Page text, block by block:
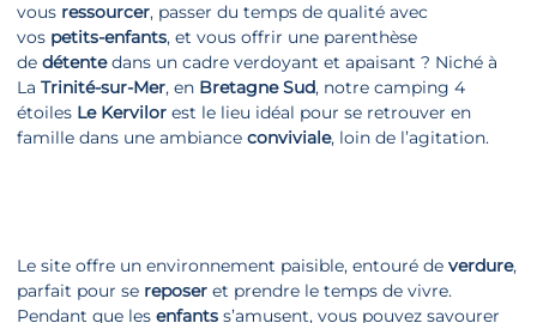
vous ressourcer, passer du temps de qualité avec
vos petits-enfants, et vous offrir une parenthèse
dedétentedans un cadre verdoyant et apaisant ? Niché à
LaTrinité-sur-Mer, en Bretagne Sud, notre camping 4
étoiles Le Kervilor est le lieu idéal pour se retrouver en
famille dans une ambianceconviviale, loin de l’agitation.
Le site offre un environnement paisible, entouré deverdure,
parfait pour se reposer et prendre le temps de vivre.
Pendant que lesenfants s’amusent, vous pouvez savourer